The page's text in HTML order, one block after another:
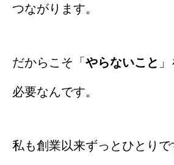
つながります。
だからこそ「 やらないこと
必要なんです。
私も創業以来ずっとひとりで